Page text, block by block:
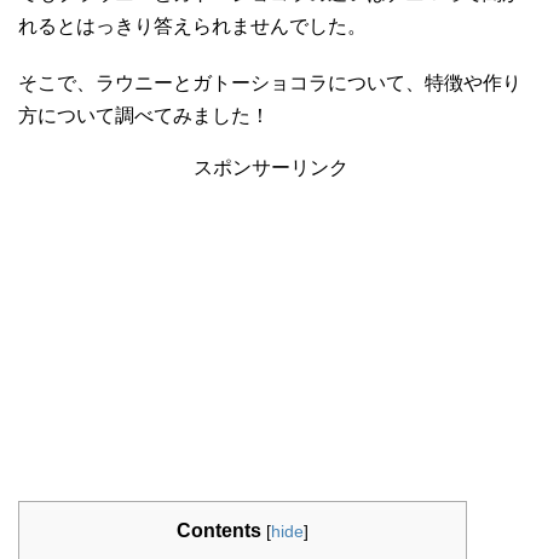
れるとはっきり答えられませんでした。
そこで、ラウニーとガトーショコラについて、特徴や作り
方について調べてみました！
スポンサーリンク
Contents [hide]